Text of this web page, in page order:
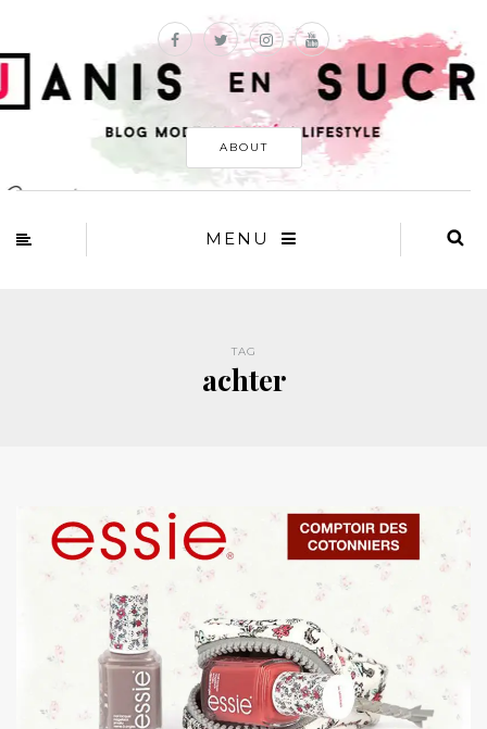
ABOUT
MENU
TAG
achter